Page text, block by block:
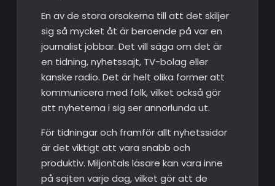
En av de stora orsakerna till att det skiljer
sig så mycket åt är beroende på var en
journalist jobbar. Det vill säga om det är
en tidning, nyhetssajt, TV-bolag eller
kanske radio. Det är helt olika former att
kommunicera med folk, vilket också gör
att nyheterna i sig ser annorlunda ut.
För tidningar och framför allt nyhetssidor
är det viktigt att vara snabb och
produktiv. Miljontals läsare kan vara inne
på sajten varje dag, vilket gör att de